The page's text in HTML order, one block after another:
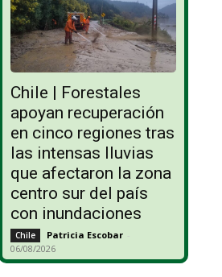
Chile | Forestales
apoyan recuperación
en cinco regiones tras
las intensas lluvias
que afectaron la zona
centro sur del país
con inundaciones
Chile Patricia Escobar -
06/08/2026